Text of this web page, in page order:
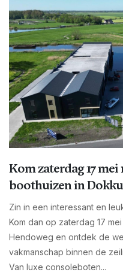
Kom zaterdag 17
boothuizen in
Zin in een interessant en
Kom dan op zaterdag 17
Hendoweg en ontdek de
vakmanschap binnen de
Van luxe consoleboten...